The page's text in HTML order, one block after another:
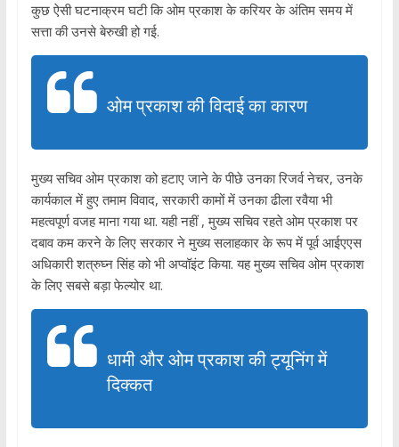
कुछ ऐसी घटनाक्रम घटी कि ओम प्रकाश के करियर के अंतिम समय में
सत्ता की उनसे बेरुखी हो गई.
ओम प्रकाश की विदाई का कारण
मुख्य सचिव ओम प्रकाश को हटाए जाने के पीछे उनका रिजर्व नेचर, उनके
कार्यकाल में हुए तमाम विवाद, सरकारी कामों में उनका ढीला रवैया भी
महत्वपूर्ण वजह माना गया था. यही नहीं , मुख्य सचिव रहते ओम प्रकाश पर
दबाव कम करने के लिए सरकार ने मुख्य सलाहकार के रूप में पूर्व आईएएस
अधिकारी शत्रुघ्न सिंह को भी अप्वॉइंट किया. यह मुख्य सचिव ओम प्रकाश
के लिए सबसे बड़ा फेल्योर था.
धामी और ओम प्रकाश की ट्यूनिंग में
दिक्कत